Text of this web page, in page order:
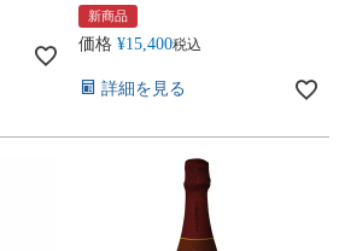
新商品
価格 ¥15,400税込
詳細を見る